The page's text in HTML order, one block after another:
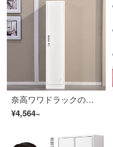
奈高ワワドラックの一門の従業員棚鋼製の事務所の寮のロッカーの鉄皮の箱のシングルドアの純白
¥4,564~